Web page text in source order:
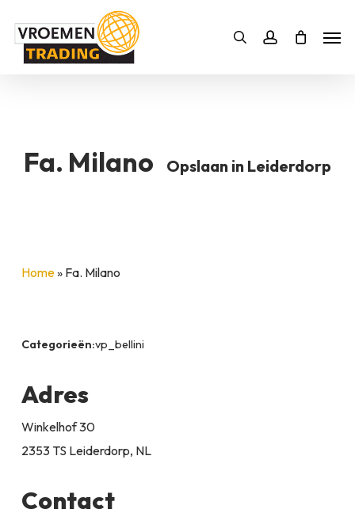
Zoekenaccount
Bestelling SLUITEN
Fa. Milano Opslaan in Leiderdorp
Home» Fa. Milano
Categorieën:vp_bellini
Adres
Winkelhof 30
2353 TS Leiderdorp, NL
Contact